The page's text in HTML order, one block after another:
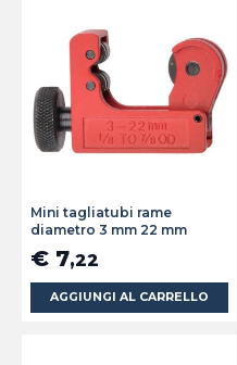
Mini tagliatubi rame
diametro 3 mm 22 mm
€ 7,22
AGGIUNGI AL CARRELLO